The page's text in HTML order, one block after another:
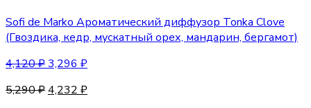
Sofi de Marko Ароматический диффузор Tonka Clove
(Гвоздика, кедр, мускатный орех, мандарин, бергамот)
4,120₽3,296 ₽
5,290₽4,232 ₽